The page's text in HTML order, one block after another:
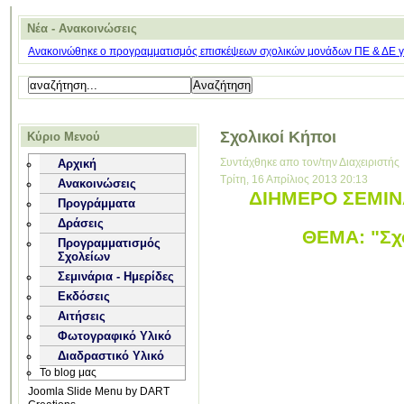
Νέα - Ανακοινώσεις
Ανακοινώθηκε ο προγραμματισμός επισκέψεων σχολικών μονάδων ΠΕ & ΔΕ
Κύριο Μενού
Αρχική
Ανακοινώσεις
Προγράμματα
Δράσεις
Προγραμματισμός
Σχολείων
Σεμινάρια - Ημερίδες
Εκδόσεις
Αιτήσεις
Φωτογραφικό Υλικό
Διαδραστικό Υλικό
Το blog μας
Joomla Slide Menu by DART
Σχολικοί Κήποι
Συντάχθηκε απο τον/την Διαχειριστής
Τρίτη, 16 Απρίλιος 2013 20:13
ΔΙΗΜΕΡΟ
ΘΕΜΑ: